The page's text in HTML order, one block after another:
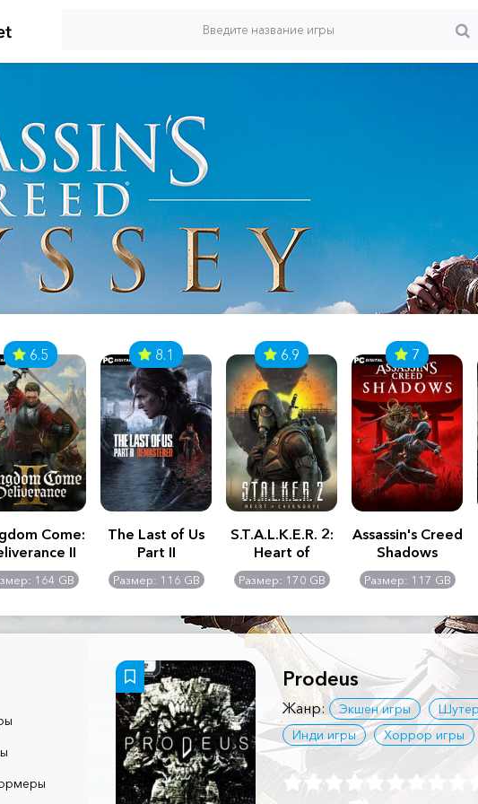
6.5
Come:
II
164 GB
8.1
The Last of Us
Part II
Remastered
Размер: 116 GB
6.9
S.T.A.L.K.E.R. 2:
Heart of
Chernobyl -
Ultimate Edition
Размер: 170 GB
7
Assassin's Creed
Shadows
Размер: 117 GB
Prodeus
Жанр: Экшен игры
Инди игры
Хоррор игры